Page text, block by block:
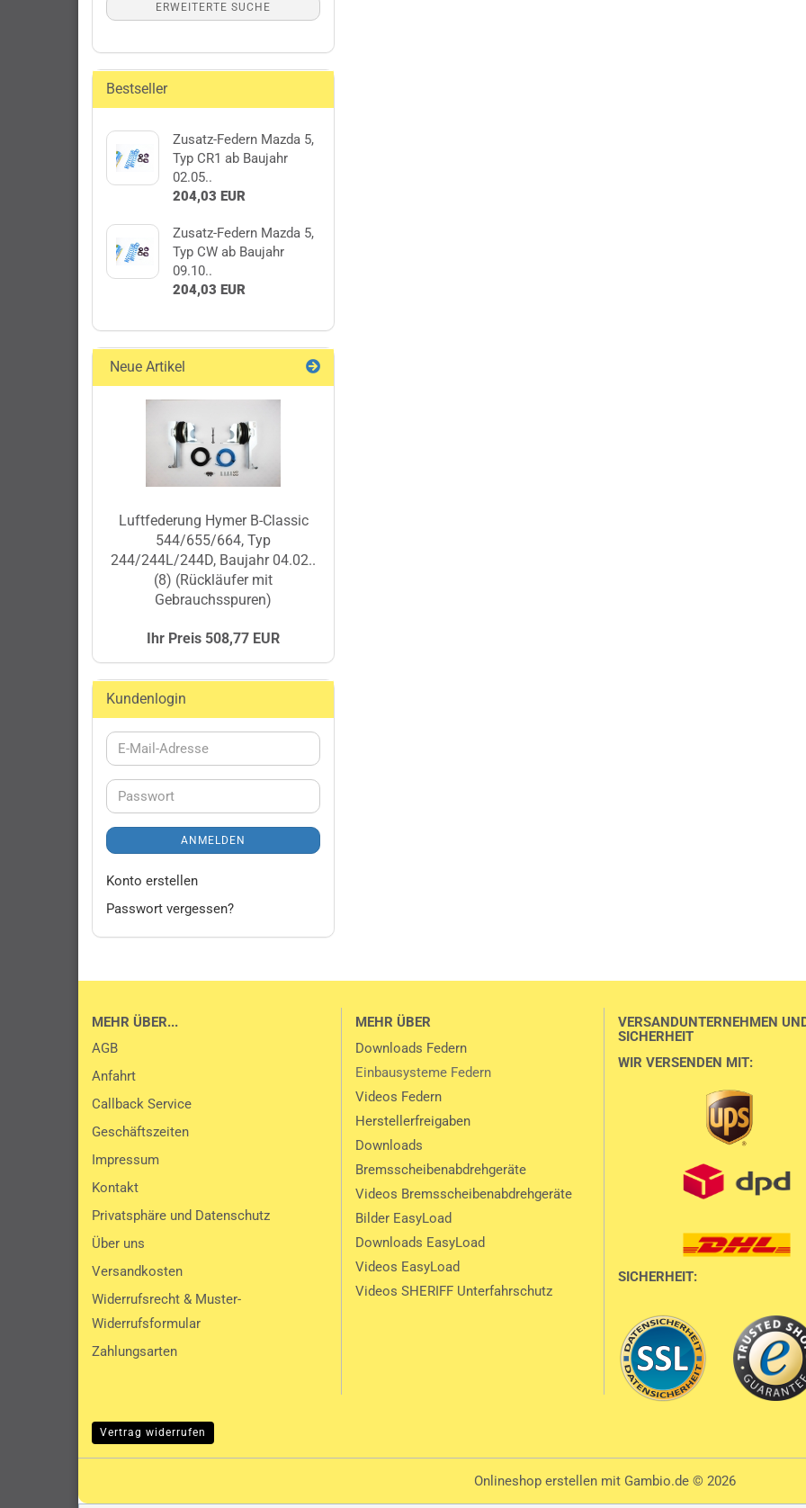
ERWEITERTE SUCHE
Bestseller
Zusatz-Federn Mazda 5,
Typ CR1 ab Baujahr
02.05..
204,03 EUR
Zusatz-Federn Mazda 5,
Typ CW ab Baujahr
09.10..
204,03 EUR
Neue Artikel
Luftfederung Hymer B-Classic
544/655/664, Typ
244/244L/244D, Baujahr 04.02..
(8) (Rückläufer mit
Gebrauchsspuren)
Ihr Preis 508,77 EUR
Kundenlogin
E-
Mail-
Passwort
ANMELDEN
Konto erstellen
Passwort vergessen?
MEHR ÜBER...
AGB
Anfahrt
Callback Service
Geschäftszeiten
Impressum
Kontakt
Privatsphäre und Datenschutz
Über uns
Versandkosten
Widerrufsrecht & Muster-
Widerrufsformular
Zahlungsarten
MEHR ÜBER
Downloads Federn
Einbausysteme Federn
Videos Federn
Herstellerfreigaben
Downloads
Bremsscheibenabdrehgeräte
Videos Bremsscheibenabdrehgeräte
Bilder EasyLoad
Downloads EasyLoad
Videos EasyLoad
Videos SHERIFF Unterfahrschutz
VERSANDUNTERNEHMEN
SICHERHEIT
WIR VERSENDEN MIT:
SICHERHEIT:
Vertrag widerrufen
Onlineshop erstellenmit Gambio.de © 2026